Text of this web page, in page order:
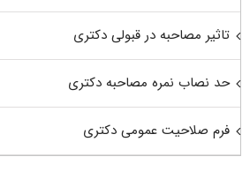
تاثیر مصاحبه در قبولی دکتری
حد نصاب نمره مصاحبه دکتری
فرم صلاحیت عمومی دکتری